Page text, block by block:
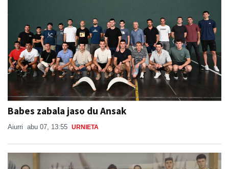
Babes zabala jaso du Ansak
Aiurri abu 07, 13:55 URNIETA